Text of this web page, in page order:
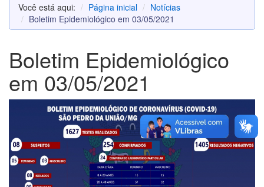
Você está aqui: Página inicial
Notícias
Boletim Epidemiológico em 03/05/2021
Boletim Epidemiológico
em 03/05/2021